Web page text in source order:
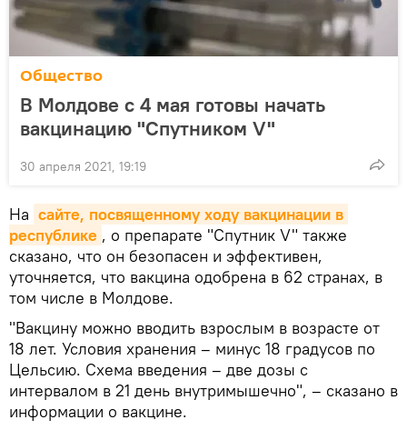
Общество
В Молдове с 4 мая готовы начать
вакцинацию "Спутником V"
30 апреля 2021, 19:19
На сайте, посвященному ходу вакцинации в
республике , о препарате "Спутник V" также
сказано, что он безопасен и эффективен,
уточняется, что вакцина одобрена в 62 странах, в
том числе в Молдове.
"Вакцину можно вводить взрослым в возрасте от
18 лет. Условия хранения – минус 18 градусов по
Цельсию. Схема введения – две дозы с
интервалом в 21 день внутримышечно", – сказано в
информации о вакцине.